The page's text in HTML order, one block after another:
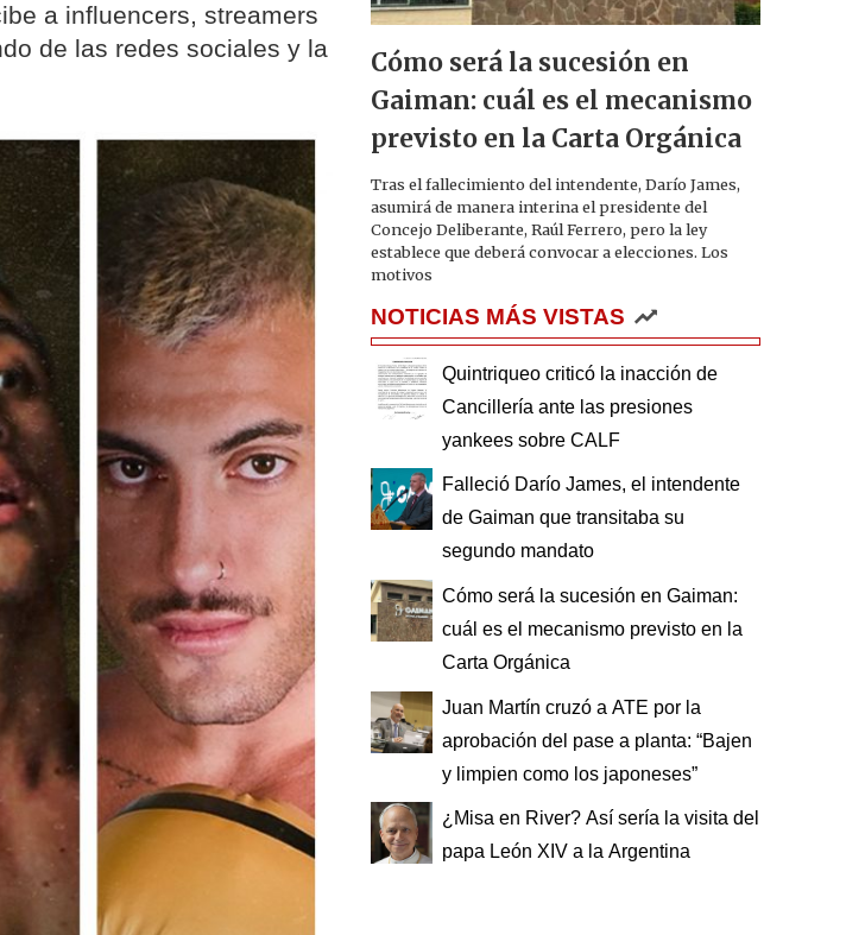
a influencers, streamers
de las redes sociales y la
Cómo será la sucesión en
Gaiman: cuál es el mecanismo
previsto en la Carta Orgánica
Tras el fallecimiento del intendente, Darío James,
asumirá de manera interina el presidente del
Concejo Deliberante, Raúl Ferrero, pero la ley
establece que deberá convocar a elecciones. Los
motivos
NOTICIAS MÁS VISTAS
Quintriqueo criticó la inacción de
Cancillería ante las presiones
yankees sobre CALF
Falleció Darío James, el intendente
de Gaiman que transitaba su
segundo mandato
Cómo será la sucesión en Gaiman:
cuál es el mecanismo previsto en la
Carta Orgánica
Juan Martín cruzó a ATE por la
aprobación del pase a planta: “Bajen
y limpien como los japoneses”
¿Misa en River? Así sería la visita del
papa León XIV a la Argentina